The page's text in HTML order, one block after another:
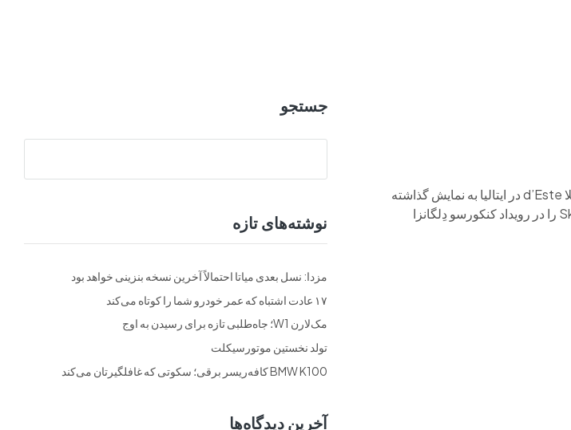
فعلا خیر. این یک خودروی مفهومی است که در چند روز گذشته در نمایشگاه کنکورسو دِلگانزا ویلا d’Este در ایتالیا به نمایش گذاشته
شد. ذهن‌های بزرگ به طور مشابه فکر می‌کنند. ب‌ام‌و این خودروی مفهومی خیره‌کننده‌ی Skytop را در رویداد کنکورسو دِلگانزا
جستجو
نوشته‌های تازه
مزدا: نسل بعدی میاتا احتمالاً آخرین نسخه بنزینی خواهد بود
۱۷ عادت اشتباه که عمر خودرو شما را کوتاه می‌کند
مک‌لارن W1؛ جاه‌طلبی تازه برای رسیدن به اوج
تولد نخستین موتورسیکلت
BMW K100 کافه‌ریسر برقی؛ سکوتی که غافلگیرتان می‌کند
آخرین دیدگاه‌ها